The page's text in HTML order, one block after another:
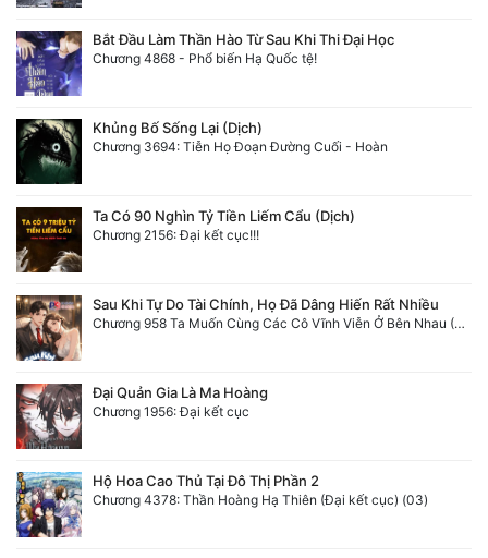
Bắt Đầu Làm Thần Hào Từ Sau Khi Thi Đại Học
Chương 4868 - Phổ biến Hạ Quốc tệ!
Khủng Bố Sống Lại (Dịch)
Chương 3694: Tiễn Họ Đoạn Đường Cuối - Hoàn
Ta Có 90 Nghìn Tỷ Tiền Liếm Cẩu (Dịch)
Chương 2156: Đại kết cục!!!
Sau Khi Tự Do Tài Chính, Họ Đã Dâng Hiến Rất Nhiều
Chương 958 Ta Muốn Cùng Các Cô Vĩnh Viễn Ở Bên Nhau (2) Hết
Đại Quản Gia Là Ma Hoàng
Chương 1956: Đại kết cục
Hộ Hoa Cao Thủ Tại Đô Thị Phần 2
Chương 4378: Thần Hoàng Hạ Thiên (Đại kết cục) (03)